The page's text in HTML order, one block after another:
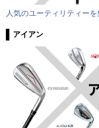
人気のユーティリティーを
アイアン